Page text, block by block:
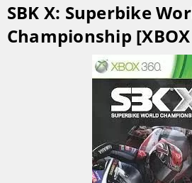
SBK X: Superbike
Championship